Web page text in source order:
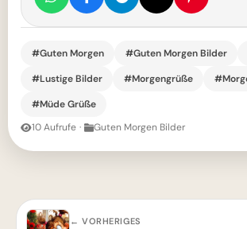
#Guten Morgen #Guten Morgen Bilder
#Lustige Bilder
#Morgengrüße
#Müde Grüße
10 Aufrufe · Guten Morgen Bilder
← VORHERIGES